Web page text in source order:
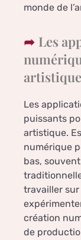
monde de
Les
artistique
Les
puissants
artistique.
numérique
bas,
travailler sur
création
de